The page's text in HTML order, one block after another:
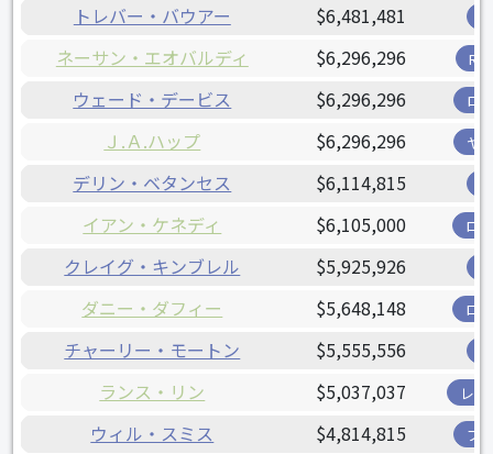
トレバー・バウアー $6,481,481
ネーサン・エオバルディ $6,296,296 R
ウェード・デービス $6,296,296 ロ
Ｊ.Ａ.ハップ $6,296,296 ヤ
デリン・ベタンセス $6,114,815
イアン・ケネディ $6,105,000 ロ
クレイグ・キンブレル $5,925,926
ダニー・ダフィー $5,648,148 ロ
チャーリー・モートン $5,555,556
ランス・リン $5,037,037 レ
ウィル・スミス $4,814,815 ブ